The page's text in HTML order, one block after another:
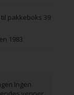
pakkeboks 39
1983
Ingen